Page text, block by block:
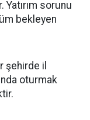
Yatırım sorunu
bekleyen
şehirde il
oturmak